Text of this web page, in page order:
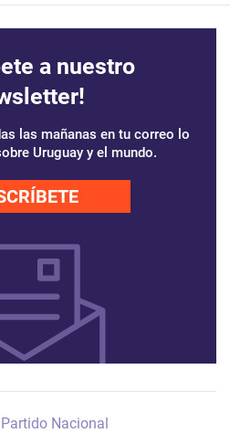
a nuestro
las mañanas en tu correo lo
Uruguay y el mundo.
Partido Nacional